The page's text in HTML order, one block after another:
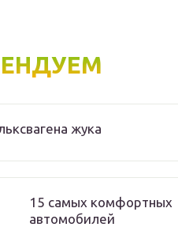
жука
15 самых комфортных
автомобилей